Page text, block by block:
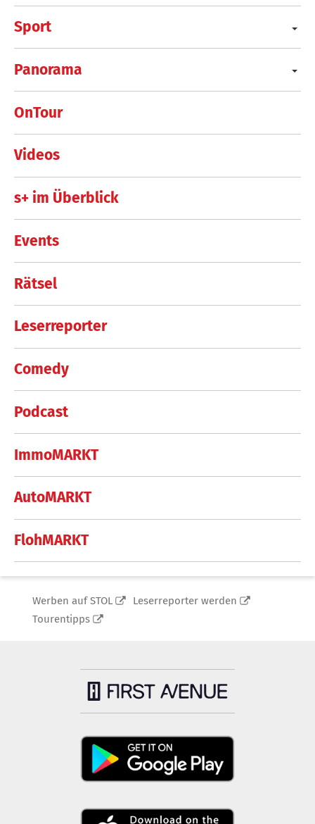
Sport
Panorama
OnTour
Videos
s+ im Überblick
Events
Rätsel
Leserreporter
Comedy
Podcast
ImmoMARKT
AutoMARKT
FlohMARKT
Werben auf STOL
Leserreporter werden
Tourentipps